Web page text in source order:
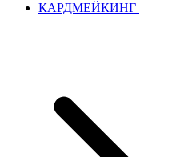
КАРДМЕЙКИНГ